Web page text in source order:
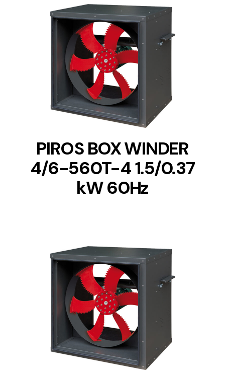
DETAILS
PIROS BOX WINDER
4/6-560T-4 1.5/0.37
kW 60Hz
DETAILS